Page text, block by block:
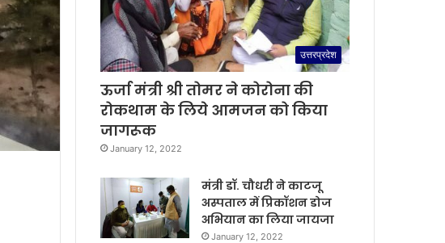
उत्तरप्रदेश
ऊर्जा मंत्री श्री तोमर ने कोरोना की
रोकथाम के लिये आमजन को किया
जागरूक
January 12, 2022
मंत्री डॉ. चौधरी ने काटजू
अस्पताल में प्रिकॉशन डोज
अभियान का लिया जायजा
January 12, 2022